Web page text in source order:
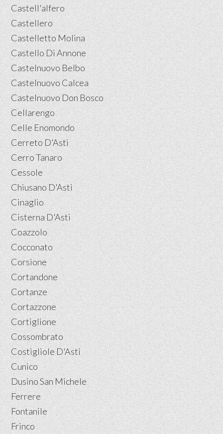
Castell'alfero
Castellero
Castelletto Molina
Castello Di Annone
Castelnuovo Belbo
Castelnuovo Calcea
Castelnuovo Don Bosco
Cellarengo
Celle Enomondo
Cerreto D'Asti
Cerro Tanaro
Cessole
Chiusano D'Asti
Cinaglio
Cisterna D'Asti
Coazzolo
Cocconato
Corsione
Cortandone
Cortanze
Cortazzone
Cortiglione
Cossombrato
Costigliole D'Asti
Cunico
Dusino San Michele
Ferrere
Fontanile
Frinco